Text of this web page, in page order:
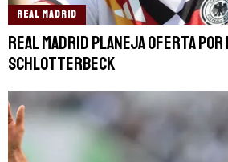
REAL MADRID
Real Madrid planeja oferta por
Schlotterbeck